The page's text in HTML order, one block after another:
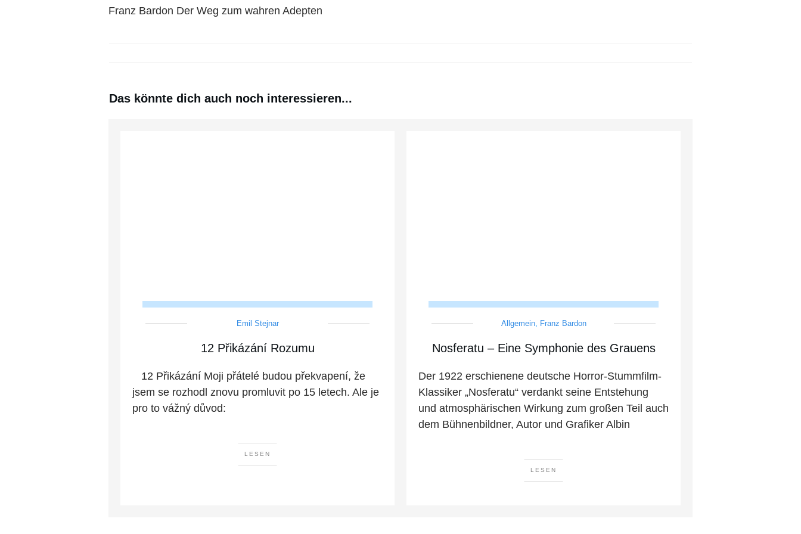
Franz Bardon Der Weg zum wahren Adepten
Das könnte dich auch noch interessieren...
Emil Stejnar
12 Přikázání Rozumu
12 Přikázání Moji přátelé budou překvapení, že
jsem se rozhodl znovu promluvit po 15 letech. Ale je
pro to vážný důvod:
LESEN
Allgemein, Franz Bardon
Nosferatu – Eine Symphonie des Grauens
Der 1922 erschienene deutsche Horror-Stummfilm-
Klassiker „Nosferatu“ verdankt seine Entstehung
und atmosphärischen Wirkung zum großen Teil auch
dem Bühnenbildner, Autor und Grafiker Albin
LESEN